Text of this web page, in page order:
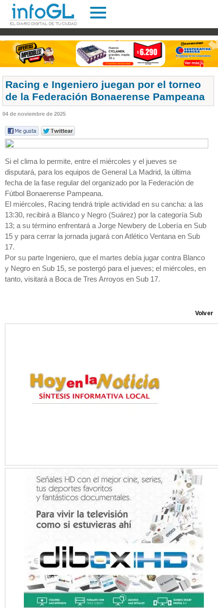
Racing e Ingeniero juegan por el torneo
de la Federación Bonaerense Pampeana
04 de noviembre de 2025
Si el clima lo permite, entre el miércoles y el jueves se
disputará, para los equipos de General La Madrid, la última
fecha de la fase regular del organizado por la Federación de
Fútbol Bonaerense Pampeana.
El miércoles, Racing tendrá triple actividad en su cancha: a las
13:30, recibirá a Blanco y Negro (Suárez) por la categoría Sub
13; a su término enfrentará a Jorge Newbery de Lobería en Sub
15 y para cerrar la jornada jugará con Atlético Ventana en Sub
17.
Por su parte Ingeniero, que el martes debía jugar contra Blanco
y Negro en Sub 15, se postergó para el jueves; el miércoles, en
tanto, visitará a Boca de Tres Arroyos en Sub 17.
Volver